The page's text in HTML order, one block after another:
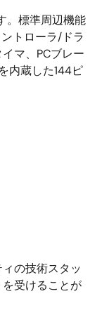
。標準周辺機能
トローラ/ドラ
マ、PCブレー
内蔵した144ピ
の技術スタッ
受けることが